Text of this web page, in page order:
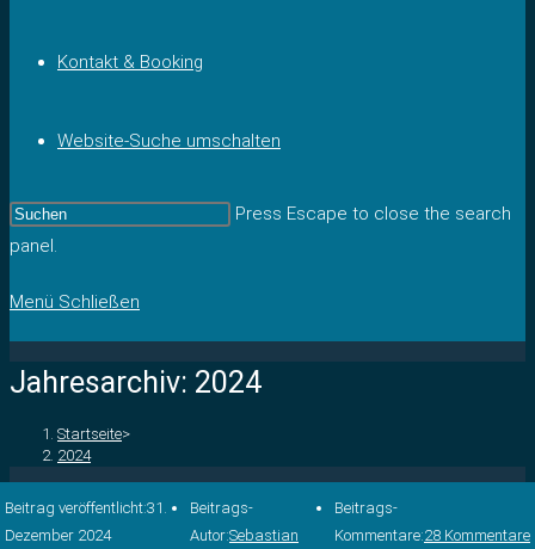
Kontakt & Booking
Website-Suche umschalten
Press Escape to close the search
panel.
Menü Schließen
Jahresarchiv: 2024
Startseite>
2024
Beitrag veröffentlicht:31.
Dezember 2024
Beitrags-
Autor:Sebastian
Beitrags-
Kommentare:28 Kommentare